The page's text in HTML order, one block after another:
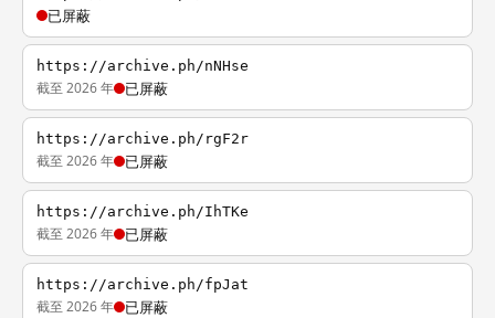
已屏蔽
https://archive.ph/nNHse
截至 2026 年 已屏蔽
https://archive.ph/rgF2r
截至 2026 年 已屏蔽
https://archive.ph/IhTKe
截至 2026 年 已屏蔽
https://archive.ph/fpJat
截至 2026 年 已屏蔽